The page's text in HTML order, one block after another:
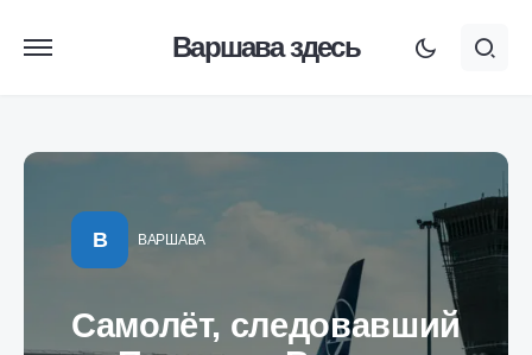
Варшава здесь
В ВАРШАВА
Самолёт, следовавший